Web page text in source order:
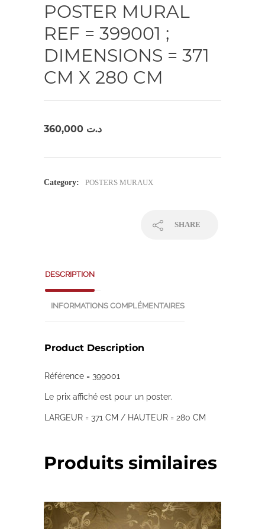
POSTER MURAL
REF = 399001 ;
DIMENSIONS = 371
CM X 280 CM
د.ت
Category: POSTERS MURAUX
SHARE
DESCRIPTION
INFORMATIONS COMPLÉMENTAIRES
Product Description
Référence = 399001
Le prix affiché est pour un poster.
LARGEUR = 371 CM / HAUTEUR = 280 CM
Produits similaires